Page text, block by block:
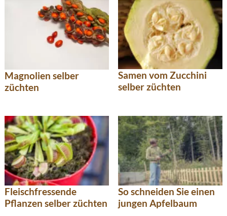
Magnolien selber
züchten
Samen vom Zucchini
selber züchten
Fleischfressende
Pflanzen selber züchten
So schneiden Sie einen
jungen Apfelbaum